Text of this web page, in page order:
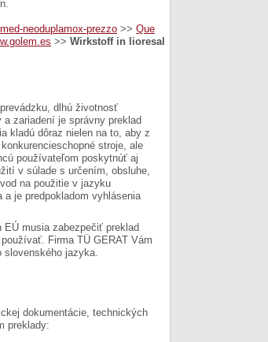
neoduplamox-prezzo >> Que
>> Wirkstoff in lioresal
dlhú životnosť
zariadení je správny preklad
kladú dôraz nielen na to, aby z
stroje, ale
používateľom poskytnúť aj
v súlade s určením, obsluhe,
na použitie v jazyku
je predpokladom vyhlásenia
musia zabezpečiť preklad
Firma TÜ GERAT Vám
slovenského jazyka.
dokumentácie, technických
preklady: